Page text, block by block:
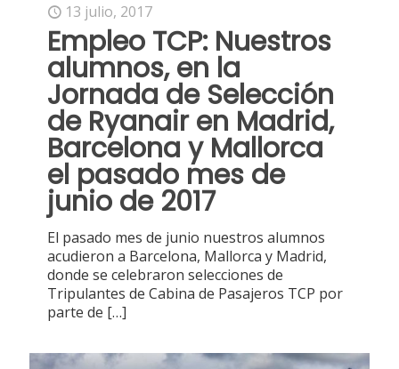
13 julio, 2017
Empleo TCP: Nuestros
alumnos, en la
Jornada de Selección
de Ryanair en Madrid,
Barcelona y Mallorca
el pasado mes de
junio de 2017
El pasado mes de junio nuestros alumnos
acudieron a Barcelona, Mallorca y Madrid,
donde se celebraron selecciones de
Tripulantes de Cabina de Pasajeros TCP por
parte de […]